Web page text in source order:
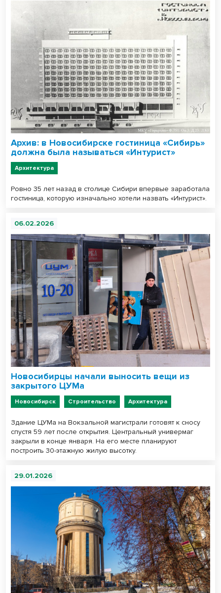
Архив: в Новосибирске гостиница «Сибирь»
должна была называться «Интурист»
Архитектура
Ровно 35 лет назад в столице Сибири впервые заработала
гостиница, которую изначально хотели назвать «Интурист».
06.02.2026
Новосибирцы начали выносить вещи из
закрытого ЦУМа
Новосибирск Строительство Архитектура
Здание ЦУМа на Вокзальной магистрали готовят к сносу
спустя 59 лет после открытия. Центральный универмаг
закрыли в конце января. На его месте планируют
построить 30-этажную жилую высотку.
29.01.2026